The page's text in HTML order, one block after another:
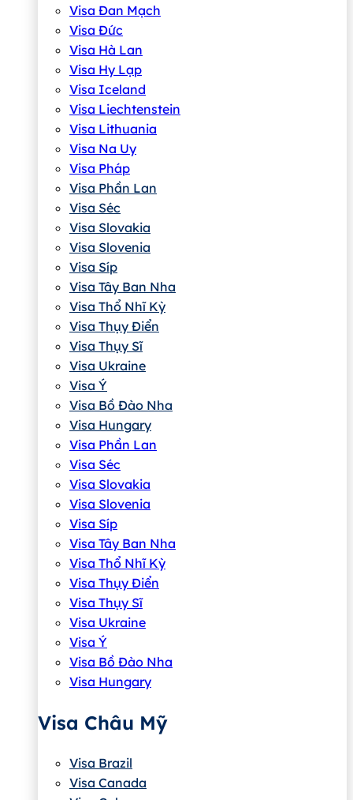
Visa Đan Mạch
Visa Đức
Visa Hà Lan
Visa Hy Lạp
Visa Iceland
Visa Liechtenstein
Visa Lithuania
Visa Na Uy
Visa Pháp
Visa Phần Lan
Visa Séc
Visa Slovakia
Visa Slovenia
Visa Síp
Visa Tây Ban Nha
Visa Thổ Nhĩ Kỳ
Visa Thụy Điển
Visa Thụy Sĩ
Visa Ukraine
Visa Ý
Visa Bồ Đào Nha
Visa Hungary
Visa Phần Lan
Visa Séc
Visa Slovakia
Visa Slovenia
Visa Síp
Visa Tây Ban Nha
Visa Thổ Nhĩ Kỳ
Visa Thụy Điển
Visa Thụy Sĩ
Visa Ukraine
Visa Ý
Visa Bồ Đào Nha
Visa Hungary
Visa Châu Mỹ
Visa Brazil
Visa Canada